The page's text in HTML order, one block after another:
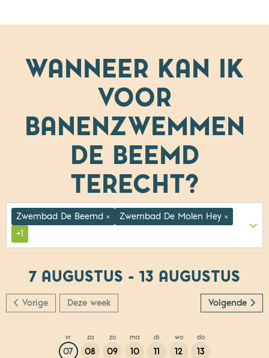
WANNEER KAN IK
VOOR
BANENZWEMMEN
DE BEEMD
TERECHT?
Zwembad De Beemd × Zwembad De Molen Hey ×
+1
7 AUGUSTUS - 13 AUGUSTUS
Vorige Deze week Volgende
vr
07
za
08
zo
09
ma
10
di
11
wo
12
do
13